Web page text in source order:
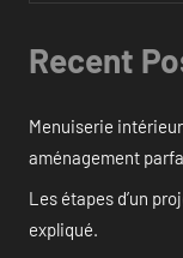
Recent
Menuiserie
aménagement
Les étapes d’un
expliqué.